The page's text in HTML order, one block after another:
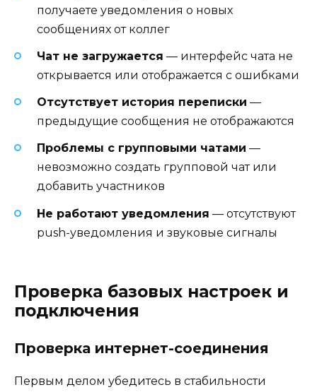
получаете уведомления о новых
сообщениях от коллег
Чат не загружается — интерфейс чата не
открывается или отображается с ошибками
Отсутствует история переписки —
предыдущие сообщения не отображаются
Проблемы с групповыми чатами —
невозможно создать групповой чат или
добавить участников
Не работают уведомления — отсутствуют
push-уведомления и звуковые сигналы
Проверка базовых настроек и
подключения
Проверка интернет-соединения
Первым делом убедитесь в стабильности